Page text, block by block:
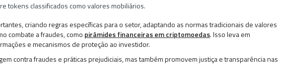
tokens classificados como valores mobiliários.
criando regras específicas para o setor, adaptando as normas tradicionais de valores
combate a fraudes, como pirâmides financeiras em criptomoedas. Isso leva em
e mecanismos de proteção ao investidor.
contra fraudes e práticas prejudiciais, mas também promovem justiça e transparência nas